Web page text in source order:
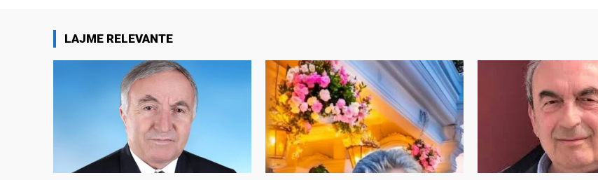
LAJME RELEVANTE